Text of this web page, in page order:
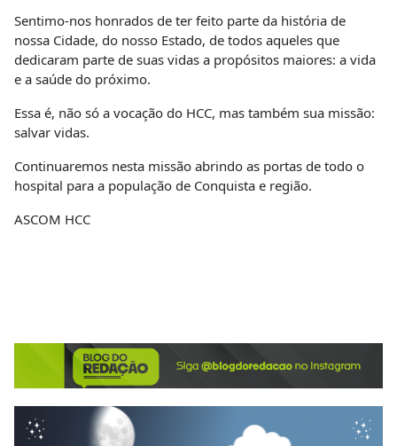
Sentimo-nos honrados de ter feito parte da história de
nossa Cidade, do nosso Estado, de todos aqueles que
dedicaram parte de suas vidas a propósitos maiores: a vida
e a saúde do próximo.
Essa é, não só a vocação do HCC, mas também sua missão:
salvar vidas.
Continuaremos nesta missão abrindo as portas de todo o
hospital para a população de Conquista e região.
ASCOM HCC